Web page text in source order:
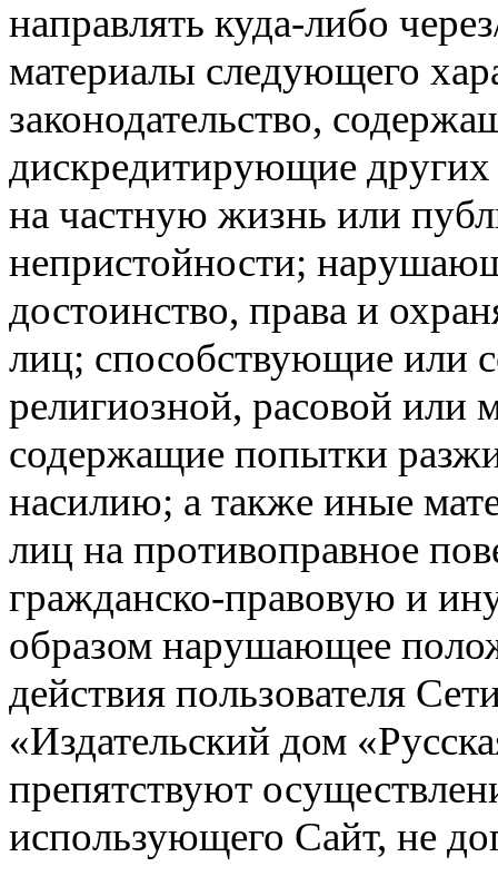
направлять куда-либо
материалы следующего
законодательство,
дискредитирующие
на частную жизнь или
непристойности;
достоинство, права и
лиц; способствующие или
религиозной, расовой или
содержащие попытки
насилию; а также иные
лиц на противоправное
гражданско-правовую и
образом нарушающее
действия пользователя
«Издательский дом
препятствуют
использующего Сайт, не